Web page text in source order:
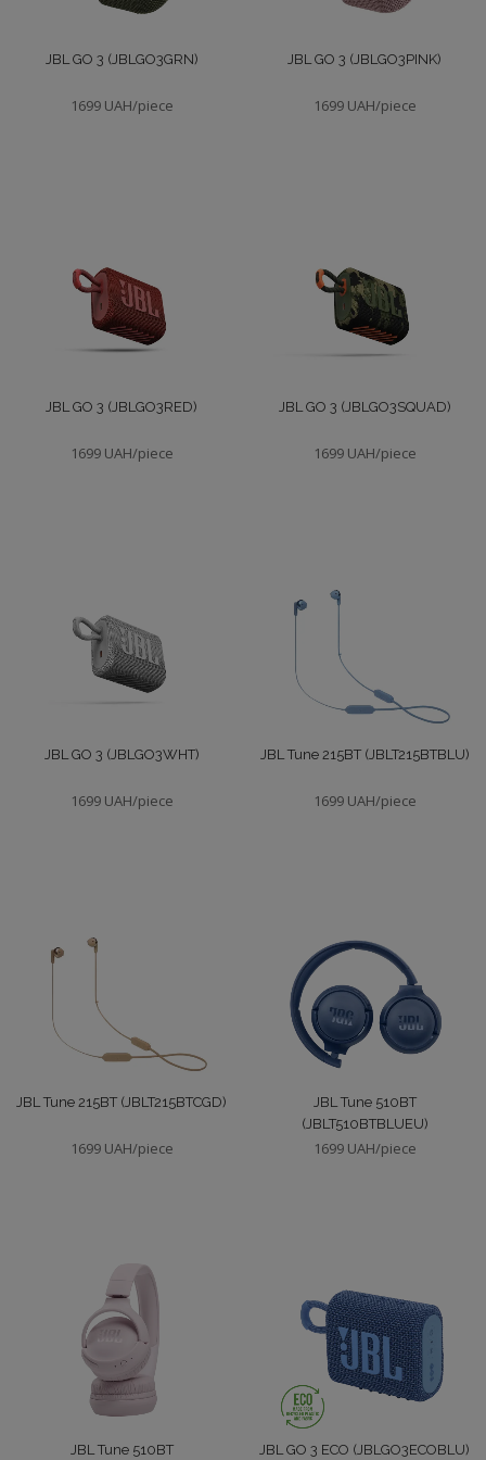
Саундбары
Игровая гарнитура
Наушники TWS
Радиоприемники
Mark Levinson
harman/kardon
JBL GO 3 (JBLGO3GRN)
1699 UAH/piece
JBL GO 3 (JBLGO3PINK)
1699 UAH/piece
JBL GO 3 (JBLGO3RED)
1699 UAH/piece
JBL GO 3 (JBLGO3SQUAD)
1699 UAH/piece
JBL GO 3 (JBLGO3WHT)
1699 UAH/piece
JBL Tune 215BT (JBLT215BTBLU)
1699 UAH/piece
JBL Tune 215BT (JBLT215BTCGD)
1699 UAH/piece
JBL Tune 510BT
(JBLT510BTBLUEU)
1699 UAH/piece
JBL Tune 510BT JBL GO 3 ECO (JBLGO3ECOBLU)